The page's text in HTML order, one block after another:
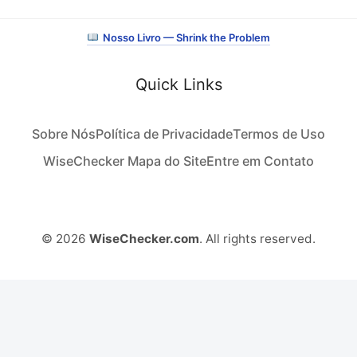
Nosso Livro — Shrink the Problem
Quick Links
Sobre NósPolítica de PrivacidadeTermos de Uso
WiseChecker Mapa do SiteEntre em Contato
© 2026 WiseChecker.com. All rights reserved.